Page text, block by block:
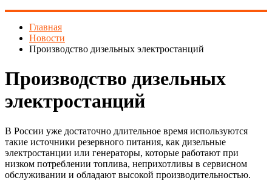
Главная
Новости
Производство дизельных электростанций
Производство дизельных
электростанций
В России уже достаточно длительное время используются
такие источники резервного питания, как дизельные
электростанции или генераторы, которые работают при
низком потреблении топлива, неприхотливы в сервисном
обслуживании и обладают высокой производительностью.